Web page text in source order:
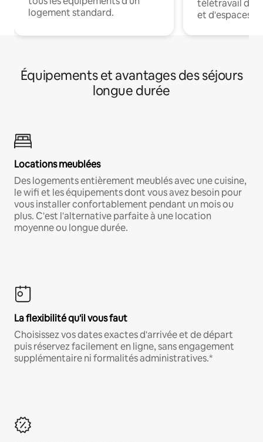
logement standard.
télétravail
et d'espaces
Équipements et avantages des séjours
longue durée
Locations meublées
Des logements entièrement meublés avec une cuisine,
le wifi et les équipements dont vous avez besoin pour
vous installer confortablement pendant un mois ou
plus. C'est l'alternative parfaite à une location
moyenne ou longue durée.
La flexibilité qu'il vous faut
Choisissez vos dates exactes d'arrivée et de départ
puis réservez facilement en ligne, sans engagement
supplémentaire ni formalités administratives.*